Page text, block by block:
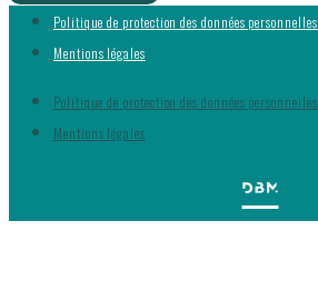
Politique de protection des données personnelles
Mentions légales
Politique de protection des données personnelles
Mentions légales